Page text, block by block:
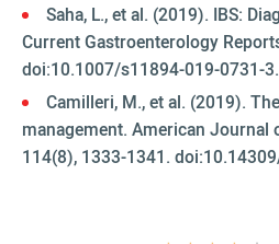
Saha, L., et al. (2019). IBS:
Current Gastroenterology
doi:10.1007/s11894-019-0731-3.
Camilleri, M., et al. (2019).
management. American Journal
114(8), 1333-1341.